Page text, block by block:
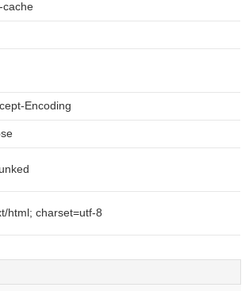
cache
Encoding
html; charset=utf-8